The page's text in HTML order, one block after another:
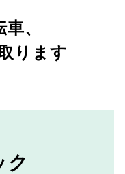
、
ります
ク